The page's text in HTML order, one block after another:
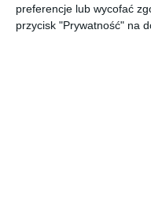
preferencje lub wycofać
przycisk "Prywatność" na